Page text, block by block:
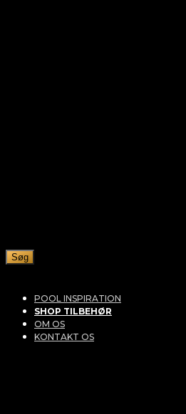
Søg
POOL INSPIRATION
SHOP TILBEHØR
OM OS
KONTAKT OS